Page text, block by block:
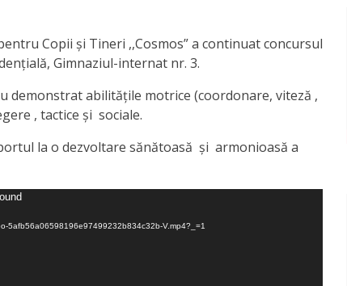
Copii și Tineri ,,Cosmos” a continuat concursul
Gimnaziul-internat nr. 3.
demonstrat abilitățile motrice (coordonare, viteză ,
, tactice și sociale.
la o dezvoltare sănătoasă și armonioasă a
5afb56a06598196e97499232b834c32b-V.mp4?_=1